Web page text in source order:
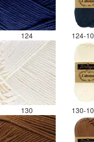
124 124-10
130 130-10